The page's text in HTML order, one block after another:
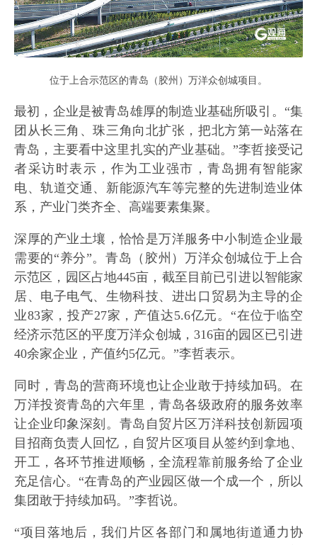
位于上合示范区的青岛（胶州）万洋众创城项目。
最初，企业是被青岛雄厚的制造业基础所吸引。“集
团从长三角、珠三角向北扩张，把北方第一站落在
青岛，主要看中这里扎实的产业基础。”李哲接受记
者采访时表示，作为工业强市，青岛拥有智能家
电、轨道交通、新能源汽车等完整的先进制造业体
系，产业门类齐全、高端要素集聚。
深厚的产业土壤，恰恰是万洋服务中小制造企业最
需要的“养分”。青岛（胶州）万洋众创城位于上合
示范区，园区占地445亩，截至目前已引进以智能家
居、电子电气、生物科技、进出口贸易为主导的企
业83家，投产27家，产值达5.6亿元。“在位于临空
经济示范区的平度万洋众创城，316亩的园区已引进
40余家企业，产值约5亿元。”李哲表示。
同时，青岛的营商环境也让企业敢于持续加码。在
万洋投资青岛的六年里，青岛各级政府的服务效率
让企业印象深刻。青岛自贸片区万洋科技创新园项
目招商负责人回忆，自贸片区项目从签约到拿地、
开工，各环节推进顺畅，全流程靠前服务给了企业
充足信心。“在青岛的产业园区做一个成一个，所以
集团敢于持续加码。”李哲说。
“项目落地后，我们片区各部门和属地街道通力协